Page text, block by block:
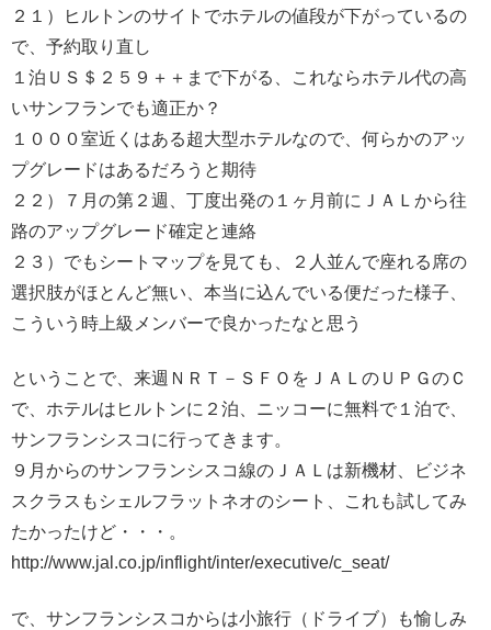
２１）ヒルトンのサイトでホテルの値段が下がっているの
で、予約取り直し
１泊ＵＳ＄２５９＋＋まで下がる、これならホテル代の高
いサンフランでも適正か？
１０００室近くはある超大型ホテルなので、何らかのアッ
プグレードはあるだろうと期待
２２）７月の第２週、丁度出発の１ヶ月前にＪＡＬから往
路のアップグレード確定と連絡
２３）でもシートマップを見ても、２人並んで座れる席の
選択肢がほとんど無い、本当に込んでいる便だった様子、
こういう時上級メンバーで良かったなと思う
ということで、来週ＮＲＴ－ＳＦＯをＪＡＬのＵＰＧのＣ
で、ホテルはヒルトンに２泊、ニッコーに無料で１泊で、
サンフランシスコに行ってきます。
９月からのサンフランシスコ線のＪＡＬは新機材、ビジネ
スクラスもシェルフラットネオのシート、これも試してみ
たかったけど・・・。
http://www.jal.co.jp/inflight/inter/executive/c_seat/
で、サンフランシスコからは小旅行（ドライブ）も愉しみ